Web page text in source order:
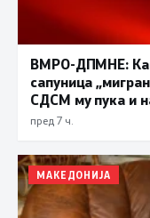
ВМРО-ДПМНЕ:
сапуница
СДСМ му пука и
прифаќање на
пред 7 ч.
МАКЕДОНИЈА